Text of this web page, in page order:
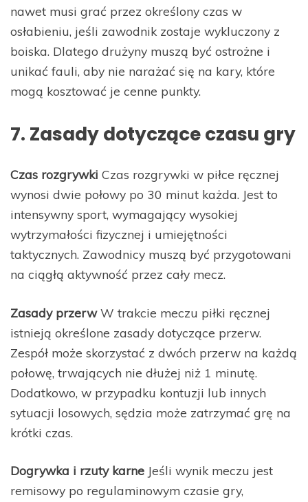
nawet musi grać przez określony czas w
osłabieniu, jeśli zawodnik zostaje wykluczony z
boiska. Dlatego drużyny muszą być ostrożne i
unikać fauli, aby nie narażać się na kary, które
mogą kosztować je cenne punkty.
7. Zasady dotyczące czasu gry
Czas rozgrywki Czas rozgrywki w piłce ręcznej
wynosi dwie połowy po 30 minut każda. Jest to
intensywny sport, wymagający wysokiej
wytrzymałości fizycznej i umiejętności
taktycznych. Zawodnicy muszą być przygotowani
na ciągłą aktywność przez cały mecz.
Zasady przerwW trakcie meczu piłki ręcznej
istnieją określone zasady dotyczące przerw.
Zespół może skorzystać z dwóch przerw na każdą
połowę, trwających nie dłużej niż 1 minutę.
Dodatkowo, w przypadku kontuzji lub innych
sytuacji losowych, sędzia może zatrzymać grę na
krótki czas.
Dogrywka i rzuty karne Jeśli wynik meczu jest
remisowy po regulaminowym czasie gry,